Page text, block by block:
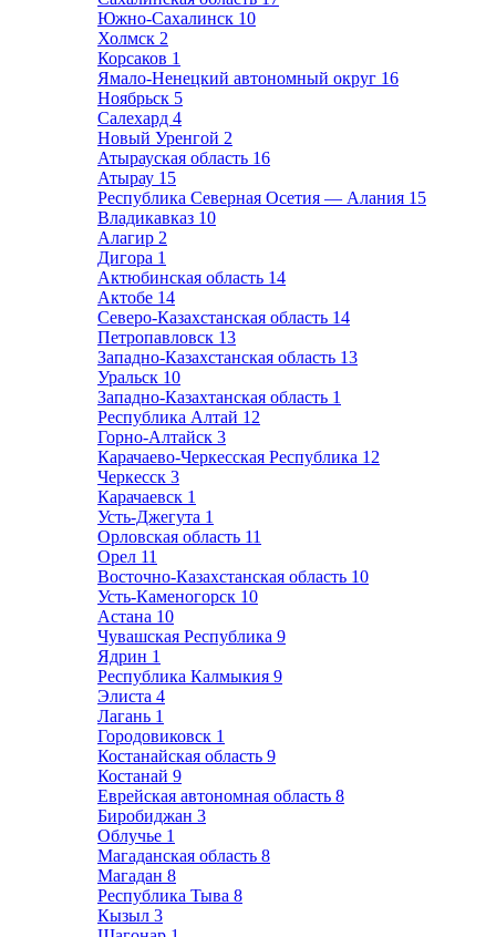
Южно-Сахалинск 10
Холмск 2
Корсаков 1
Ямало-Ненецкий автономный округ 16
Ноябрьск 5
Салехард 4
Новый Уренгой 2
Атырауская область 16
Атырау 15
Республика Северная Осетия — Алания 15
Владикавказ 10
Алагир 2
Дигора 1
Актюбинская область 14
Актобе 14
Северо-Казахстанская область 14
Петропавловск 13
Западно-Казахстанская область 13
Уральск 10
Западно-Казахтанская область 1
Республика Алтай 12
Горно-Алтайск 3
Карачаево-Черкесская Республика 12
Черкесск 3
Карачаевск 1
Усть-Джегута 1
Орловская область 11
Орел 11
Восточно-Казахстанская область 10
Усть-Каменогорск 10
Астана 10
Чувашская Республика 9
Ядрин 1
Республика Калмыкия 9
Элиста 4
Лагань 1
Городовиковск 1
Костанайская область 9
Костанай 9
Еврейская автономная область 8
Биробиджан 3
Облучье 1
Магаданская область 8
Магадан 8
Республика Тыва 8
Кызыл 3